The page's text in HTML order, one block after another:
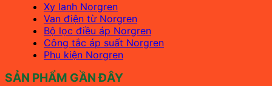
Xy lanh Norgren
Van điện từ Norgren
Bộ lọc điều áp Norgren
Công tắc áp suất Norgren
Phụ kiện Norgren
SẢN PHẨM GẦN ĐÂY